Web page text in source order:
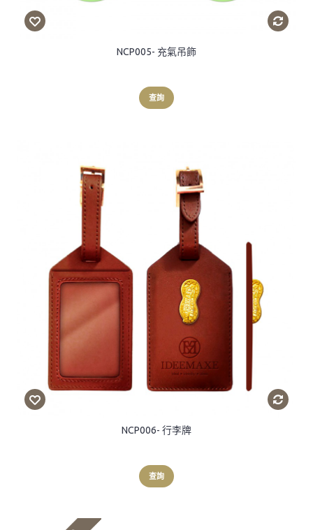
NCP005- 充氣吊飾
查詢
NCP006- 行李牌
查詢